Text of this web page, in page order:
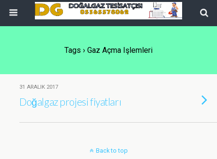
Tags › Gaz Açma Işlemleri
31 ARALIK 2017
Doğalgaz projesi fiyatları
Back to top